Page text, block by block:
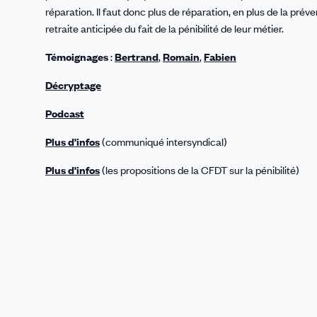
réparation. Il faut donc plus de réparation, en plus de la
retraite anticipée du fait de la pénibilité de leur métier.
Témoignages:Bertrand,Romain,Fabien
Décryptage
Podcast
Plus d'infos(communiqué intersyndical)
Plus d'infos(les propositions de la CFDT sur la pénibilité)